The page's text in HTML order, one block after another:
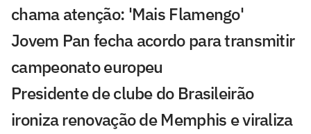
chama atenção: 'Mais Flamengo'
Jovem Pan fecha acordo para transmitir
campeonato europeu
Presidente de clube do Brasileirão
ironiza renovação de Memphis e viraliza